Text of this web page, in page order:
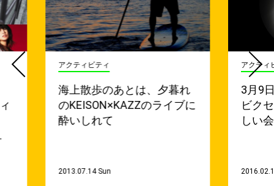
アクティビティ
海上散歩のあとは、夕暮れ
のKEISON×KAZZのライブに
酔いしれて
2013.07.14 Sun
アクティ
3月9
ビク
しい